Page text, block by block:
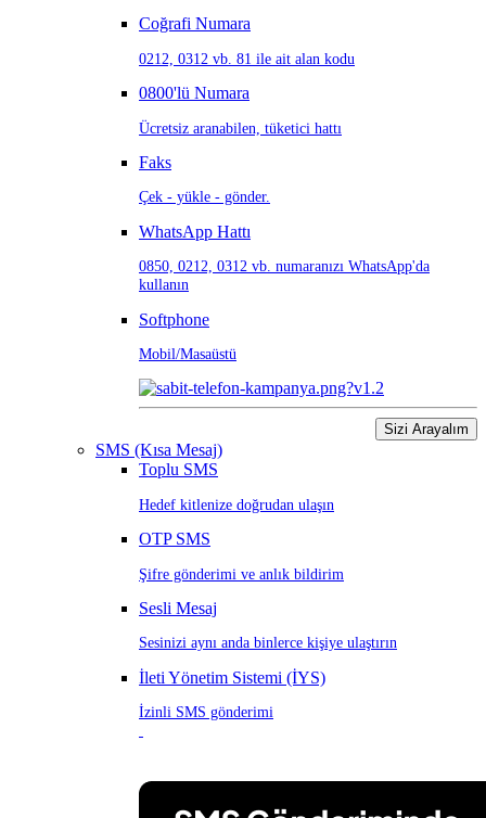
Coğrafi Numara
0212, 0312 vb. 81 ile ait alan kodu
0800'lü Numara
Ücretsiz aranabilen, tüketici hattı
Faks
Çek - yükle - gönder.
WhatsApp Hattı
0850, 0212, 0312 vb. numaranızı WhatsApp'da
kullanın
Softphone
Mobil/Masaüstü
Sizi Arayalım
SMS (Kısa Mesaj)
Toplu SMS
Hedef kitlenize doğrudan ulaşın
OTP SMS
Şifre gönderimi ve anlık bildirim
Sesli Mesaj
Sesinizi aynı anda binlerce kişiye ulaştırın
İleti Yönetim Sistemi (İYS)
İzinli SMS gönderimi